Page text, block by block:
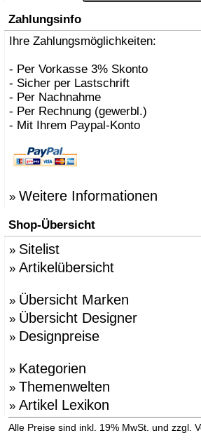
Zahlungsinfo
Ihre Zahlungsmöglichkeiten:
- Per Vorkasse 3% Skonto
- Sicher per Lastschrift
- Per Nachnahme
- Per Rechnung (gewerbl.)
- Mit Ihrem Paypal-Konto
» Weitere Informationen
Shop-Übersicht
» Sitelist
» Artikelübersicht
» Übersicht Marken
» Übersicht Designer
» Designpreise
» Kategorien
» Themenwelten
» Artikel Lexikon
Alle Preise sind inkl. 19% MwSt. und zzgl.